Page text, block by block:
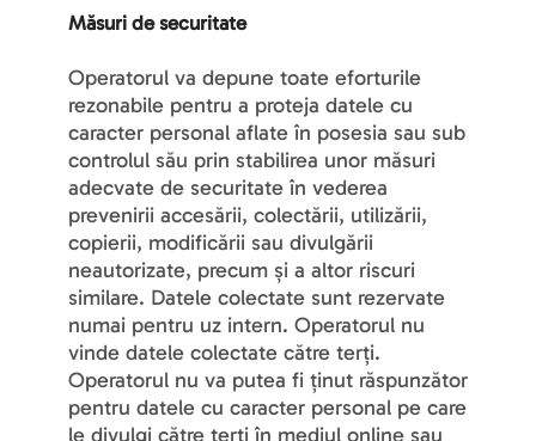
Măsuri de securitate
Operatorul va depune toate eforturile
rezonabile pentru a proteja datele cu
caracter personal aflate în posesia sau sub
controlul său prin stabilirea unor măsuri
adecvate de securitate în vederea
prevenirii accesării, colectării, utilizării,
copierii, modificării sau divulgării
neautorizate, precum și a altor riscuri
similare. Datele colectate sunt rezervate
numai pentru uz intern. Operatorul nu
vinde datele colectate către terți.
Operatorul nu va putea fi ținut răspunzător
pentru datele cu caracter personal pe care
le divulgi către terți în mediul online sau